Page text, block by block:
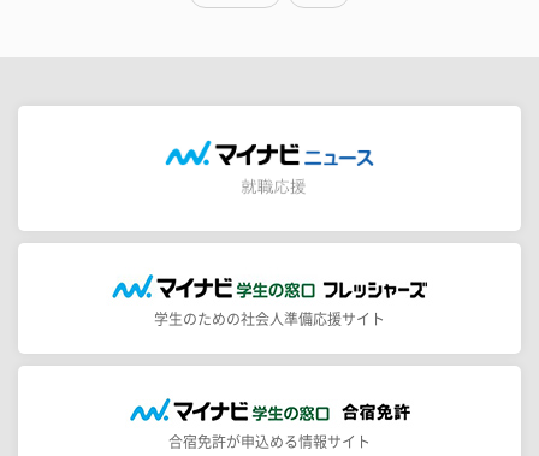
学生のための社会人準備応援サイト
合宿免許が申込める情報サイト